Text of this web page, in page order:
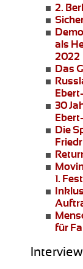
2.
als
2022
Das
30
Die
1.
für